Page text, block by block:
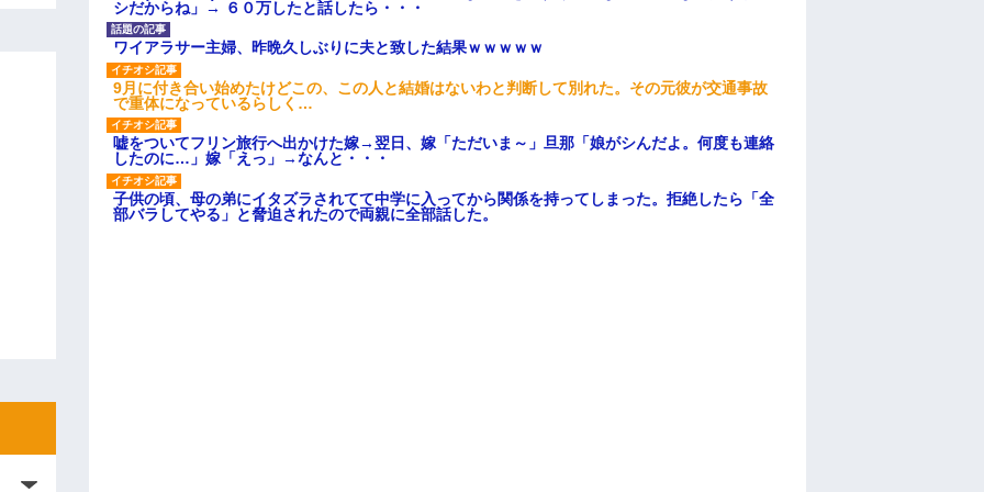
シだからね」→ ６０万したと話したら・・・
ワイアラサー主婦、昨晩久しぶりに夫と致した結果ｗｗｗｗｗ
9月に付き合い始めたけどこの、この人と結婚はないわと判断して別れた。その元彼が交通事故
で重体になっているらしく…
嘘をついてフリン旅行へ出かけた嫁→翌日、嫁「ただいま～」旦那「娘がシんだよ。何度も連絡
したのに…」嫁「えっ」→なんと・・・
子供の頃、母の弟にイタズラされてて中学に入ってから関係を持ってしまった。拒絶したら「全
部バラしてやる」と脅迫されたので両親に全部話した。